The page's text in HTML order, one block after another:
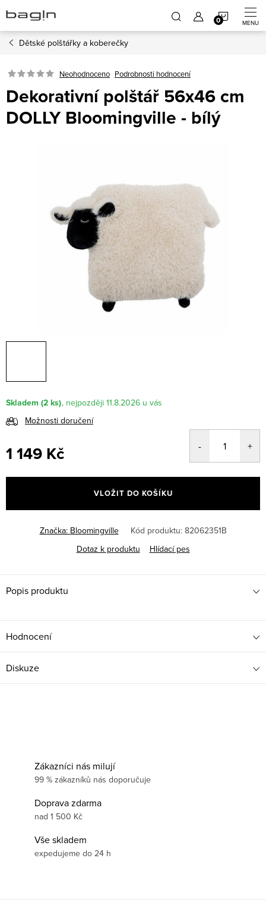
na
obsah
Dětské polštářky a koberečky
Neohodnoceno Podrobnosti hodnocení
Dekorativní polštář 56x46 cm
DOLLY Bloomingville - bílý
Skladem (2 ks)
11.8.2026
Možnosti doručení
1 149 Kč
cena:
VLOŽIT DO KOŠÍKU
Značka: Bloomingville Kód produktu: 82062351B
Dotaz k produktu
Hlídací pes
Popis produktu
Hodnocení
Diskuze
Zákazníci nás milují
99 % zákazníků nás doporučuje
Doprava zdarma
nad 1 500 Kč
Vše skladem
expedujeme do 24 h